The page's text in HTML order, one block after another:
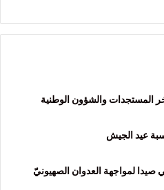
المستجدات والشؤون الوطنية
عيد الجيش
صيدا لمواجهة العدوان الصهيونيّ